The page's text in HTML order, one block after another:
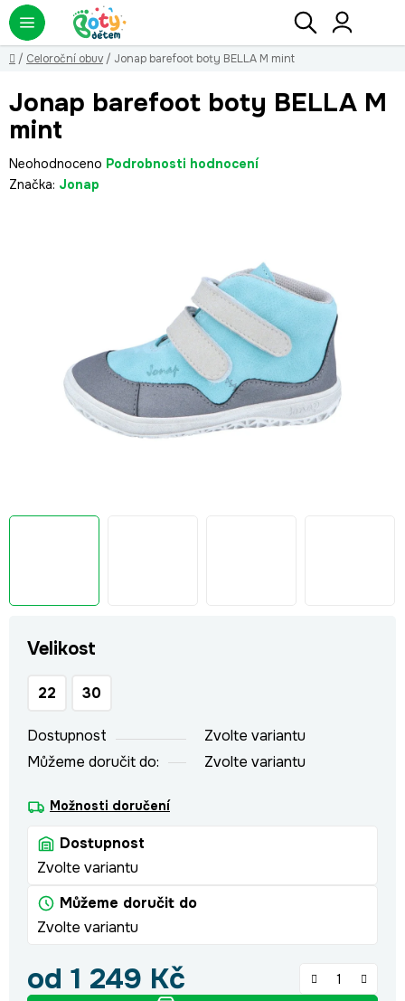
Přejít
na
obsah
Hledat
Domů
/ Celoroční obuv / Jonap barefoot boty BELLA M mint
Velikost
22 30
Dostupnost
Zvolte variantu
Můžeme doručit do:
Zvolte variantu
Možnosti doručení
Dostupnost
Zvolte variantu
Můžeme doručit do
Zvolte variantu
od 1 249 Kč
Jonap barefoot boty BELLA M
mint
Průměrné
hodnocení
Neohodnoceno Podrobnosti hodnocení
Značka: Jonap